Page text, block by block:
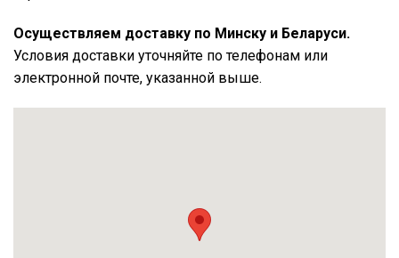
Осуществляем доставку по Минску и Беларуси.
Условия доставки уточняйте по телефонам или
электронной почте, указанной выше.